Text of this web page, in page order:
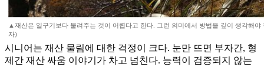
▲재산은 일구기보다 물려주는 것이 어렵다고 한다. 그런 의미에서 방법을 깊이 생각해야
자)
시니어는 재산 물림에 대한 걱정이 크다. 눈만 뜨면 부자간, 형
제간 재산 싸움 이야기가 차고 넘친다. 능력이 검증되지 않는